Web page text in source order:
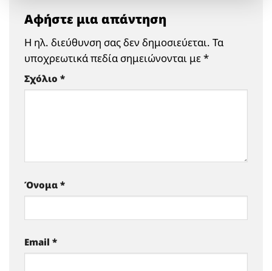
Αφήστε μια απάντηση
Η ηλ. διεύθυνση σας δεν δημοσιεύεται. Τα
υποχρεωτικά πεδία σημειώνονται με*
Σχόλιο *
Όνομα *
Email *